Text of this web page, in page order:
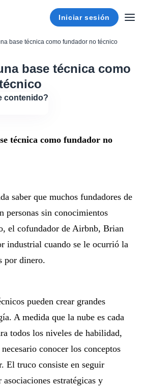
Iniciar sesión
base técnica como fundador no técnico
base técnica como
contenido?
técnica como fundador no
saber que muchos fundadores de
personas sin conocimientos
el cofundador de Airbnb, Brian
industrial cuando se le ocurrió la
por dinero.
pueden crear grandes
A medida que la nube es cada
todos los niveles de habilidad,
conocer los conceptos
El truco consiste en seguir
estratégicas y